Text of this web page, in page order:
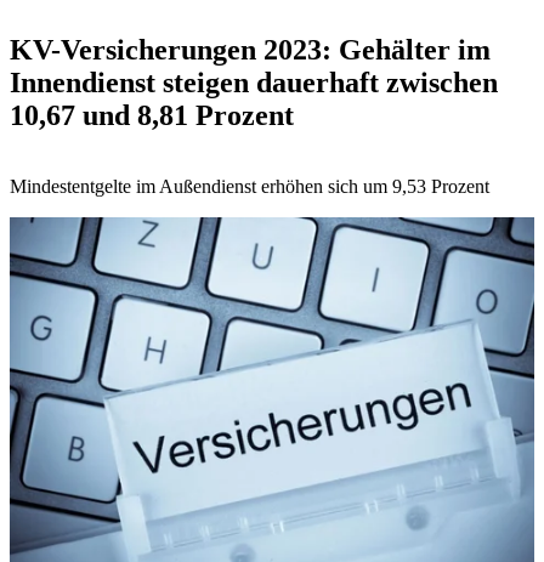
KV-Versicherungen 2023: Gehälter im
Innendienst steigen dauerhaft zwischen
10,67 und 8,81 Prozent
Mindestentgelte im Außendienst erhöhen sich um 9,53 Prozent